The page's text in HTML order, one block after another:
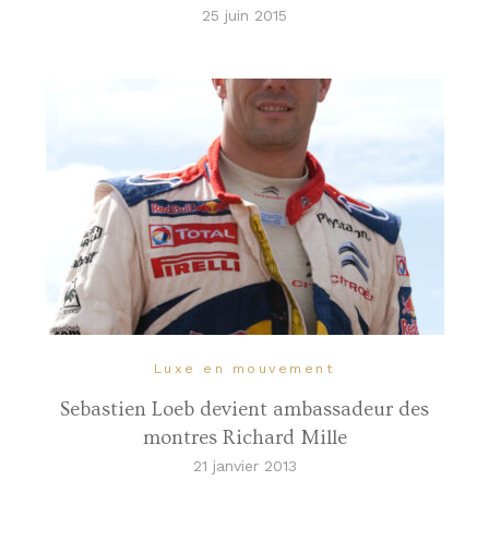
25 juin 2015
Luxe en mouvement
Sebastien Loeb devient ambassadeur des
montres Richard Mille
21 janvier 2013